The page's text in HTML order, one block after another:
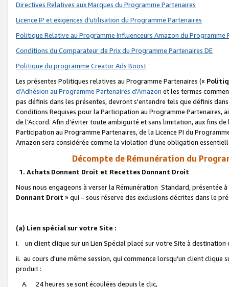
Directives Relatives aux Marques du Programme Partenaires
Licence IP et exigences d'utilisation du Programme Partenaires
Politique Relative au Programme Influenceurs Amazon du Programme
Conditions du Comparateur de Prix du Programme Partenaires DE
Politique du programme Creator Ads Boost
Les présentes Politiques relatives au Programme Partenaires («
d’Adhésion au Programme Partenaires d'Amazon et les termes
pas définis dans les présentes, devront s'entendre tels que définis
Conditions Requises pour la Participation au Programme Partenaires,
de l'Accord. Afin d’éviter toute ambiguïté et sans limitation, aux fins
Participation au Programme Partenaires, de la Licence PI du
Amazon sera considérée comme la violation d’une obligation
Décompte de Rémunération du
1. Achats Donnant Droit et Recettes Donnant Droit
Nous nous engageons à verser la Rémunération Standard, présentée
Donnant Droit » qui – sous réserve des exclusions décrites dans le
(a) Lien spécial sur votre Site :
i. un client clique sur un Lien Spécial placé sur votre Site à destination
ii. au cours d'une même session, qui commence lorsqu'un client
produit :
A. 24 heures se sont écoulées depuis le clic,